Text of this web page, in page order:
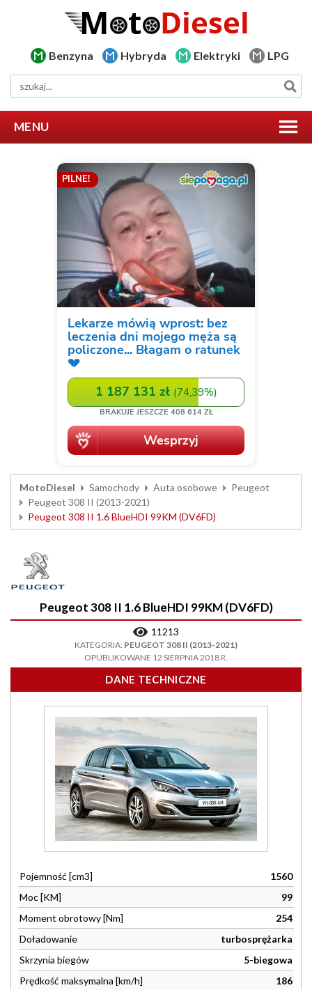
Benzyna Hybryda Elektryki LPG
MENU
MotoDiesel Samochody Auta osobowe
Peugeot
Peugeot 308 II (2013-2021)
Peugeot 308 II 1.6 BlueHDI 99KM (DV6FD)
Peugeot 308 II 1.6 BlueHDI 99KM (DV6FD)
11213
KATEGORIA: PEUGEOT 308 II (2013-2021)
OPUBLIKOWANE 12 SIERPNIA 2018 R.
DANE TECHNICZNE
Pojemność [cm3]
1560
Moc [KM]
99
Moment obrotowy [Nm]
254
Doładowanie
turbosprężarka
Skrzynia biegów
5-biegowa
Prędkość maksymalna [km/h]
186